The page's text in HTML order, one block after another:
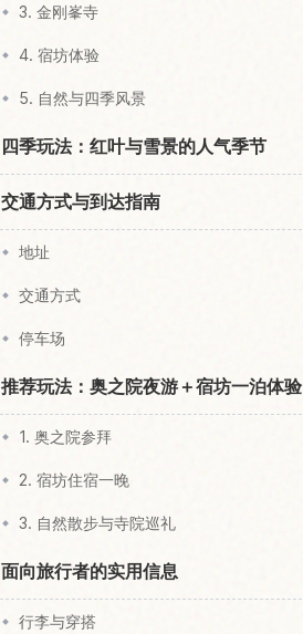
3. 金刚峯寺
4. 宿坊体验
5. 自然与四季风景
四季玩法：红叶与雪景的人气季节
交通方式与到达指南
地址
交通方式
停车场
推荐玩法：奥之院夜游＋宿坊一泊体验
1. 奥之院参拜
2. 宿坊住宿一晚
3. 自然散步与寺院巡礼
面向旅行者的实用信息
行李与穿搭